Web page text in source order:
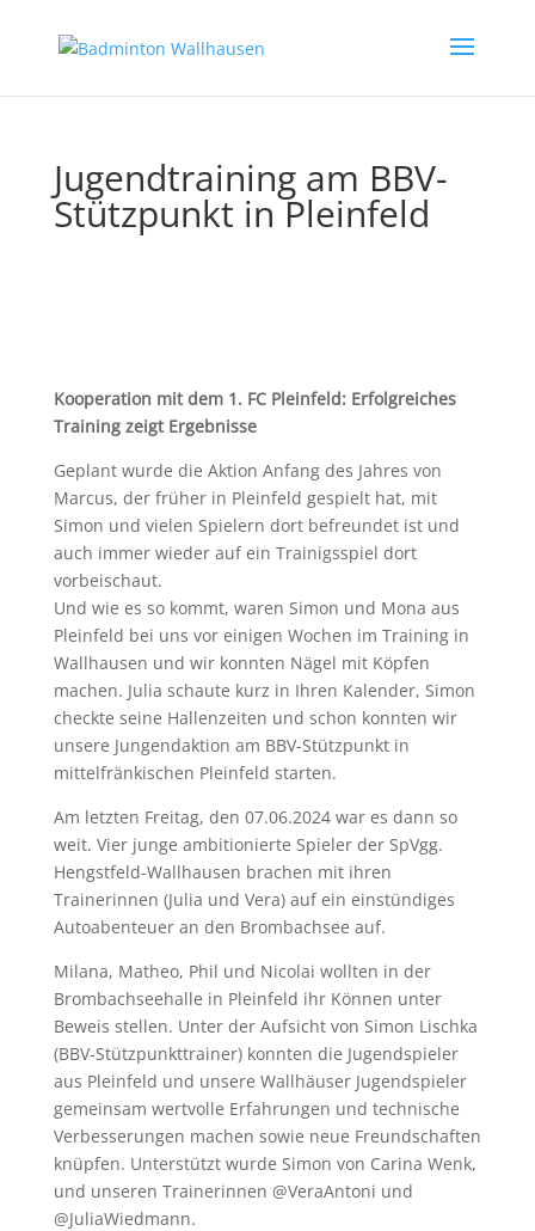
Jugendtraining am BBV-
Stützpunkt in Pleinfeld
Kooperation mit dem 1. FC Pleinfeld: Erfolgreiches
Training zeigt Ergebnisse
Geplant wurde die Aktion Anfang des Jahres von
Marcus, der früher in Pleinfeld gespielt hat, mit
Simon und vielen Spielern dort befreundet ist und
auch immer wieder auf ein Trainigsspiel dort
vorbeischaut.
Und wie es so kommt, waren Simon und Mona aus
Pleinfeld bei uns vor einigen Wochen im Training in
Wallhausen und wir konnten Nägel mit Köpfen
machen. Julia schaute kurz in Ihren Kalender, Simon
checkte seine Hallenzeiten und schon konnten wir
unsere Jungendaktion am BBV-Stützpunkt in
mittelfränkischen Pleinfeld starten.
Am letzten Freitag, den 07.06.2024 war es dann so
weit. Vier junge ambitionierte Spieler der SpVgg.
Hengstfeld-Wallhausen brachen mit ihren
Trainerinnen (Julia und Vera) auf ein einstündiges
Autoabenteuer an den Brombachsee auf.
Milana, Matheo, Phil und Nicolai wollten in der
Brombachseehalle in Pleinfeld ihr Können unter
Beweis stellen. Unter der Aufsicht von Simon Lischka
(BBV-Stützpunkttrainer) konnten die Jugendspieler
aus Pleinfeld und unsere Wallhäuser Jugendspieler
gemeinsam wertvolle Erfahrungen und technische
Verbesserungen machen sowie neue Freundschaften
knüpfen. Unterstützt wurde Simon von Carina Wenk,
und unseren Trainerinnen @VeraAntoni und
@JuliaWiedmann.